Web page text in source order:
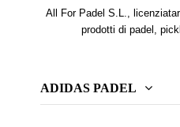
All For Padel S.L.,
prodotti di padel,
ADIDAS PADEL